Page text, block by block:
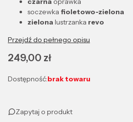
soczewka fioletowo-zielona
zielona lustrzanka revo
Przejdź do pełnego opisu
Cena
249,00 zł
Dostępność:brak towaru
Zapytaj o produkt